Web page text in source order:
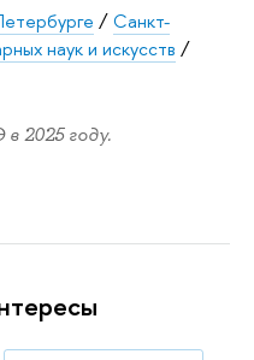
/Санкт-
наук и искусств /
2025 году.